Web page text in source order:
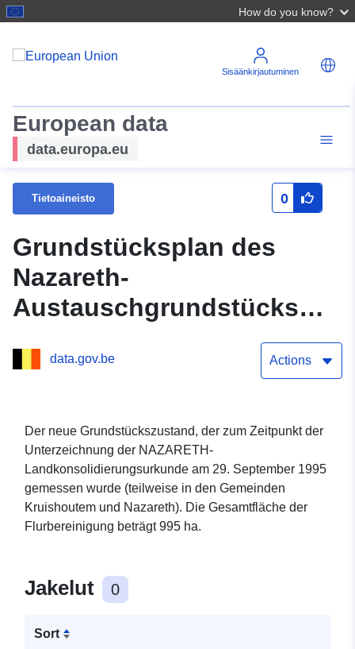
How do you know?
Sisäänkirjautuminen
European data
data.europa.eu
Tietoaineisto 0
Grundstücksplan des
Nazareth-
Austauschgrundstücks
(nachfolgend angeben)
data.gov.be Actions
Der neue Grundstückszustand, der zum Zeitpunkt der
Unterzeichnung der NAZARETH-
Landkonsolidierungsurkunde am 29. September 1995
gemessen wurde (teilweise in den Gemeinden
Kruishoutem und Nazareth). Die Gesamtfläche der
Flurbereinigung beträgt 995 ha.
Jakelut 0
Sort